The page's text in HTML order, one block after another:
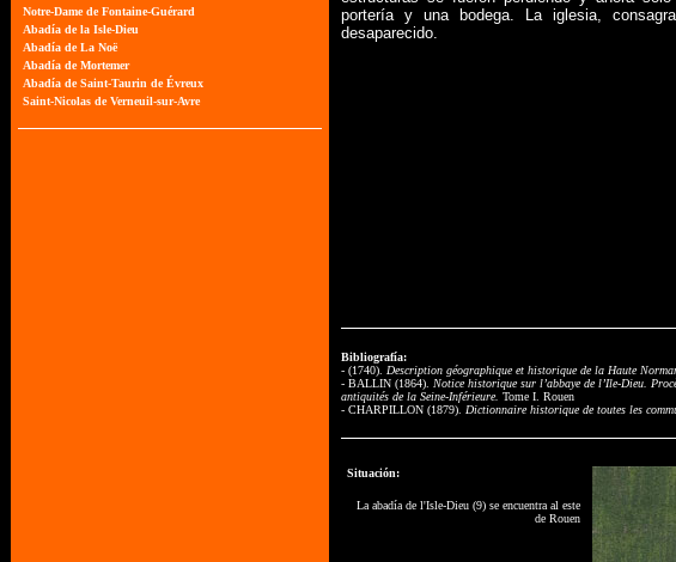
portería y una bodega. La iglesia,
desaparecido.
Bibliografía:
- (1740). Description géographique et historique de la Haute
- BALLIN (1864). Notice historique sur l’abbaye de l’Ile-Dieu.
antiquités de la Seine-Inférieure. Tome I. Rouen
- CHARPILLON (1879).
Dictionnaire historique de toutes les
Situación:
La abadía de l'Isle-Dieu (9) se encuentra al este
de Rouen